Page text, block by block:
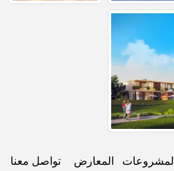
المشروعات المعارض تواصل معنا